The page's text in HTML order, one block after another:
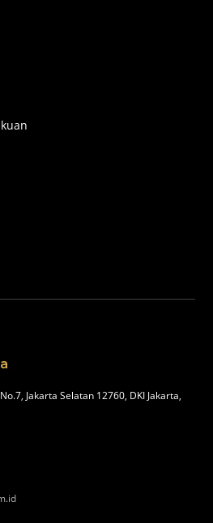
Jakarta Selatan 12760, DKI Jakarta,